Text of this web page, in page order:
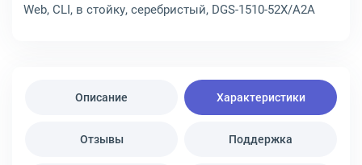
Web, CLI, в стойку, серебристый, DGS-1510-52X/A2A
Описание Характеристики
Отзывы Поддержка